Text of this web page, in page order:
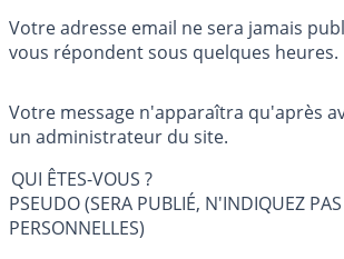
Votre adresse email ne sera jamais
vous répondent sous quelques heures.
Votre message n'apparaîtra qu'après
un administrateur du site.
QUI ÊTES-VOUS ?
PSEUDO (SERA PUBLIÉ, N'INDIQUEZ
PERSONNELLES)